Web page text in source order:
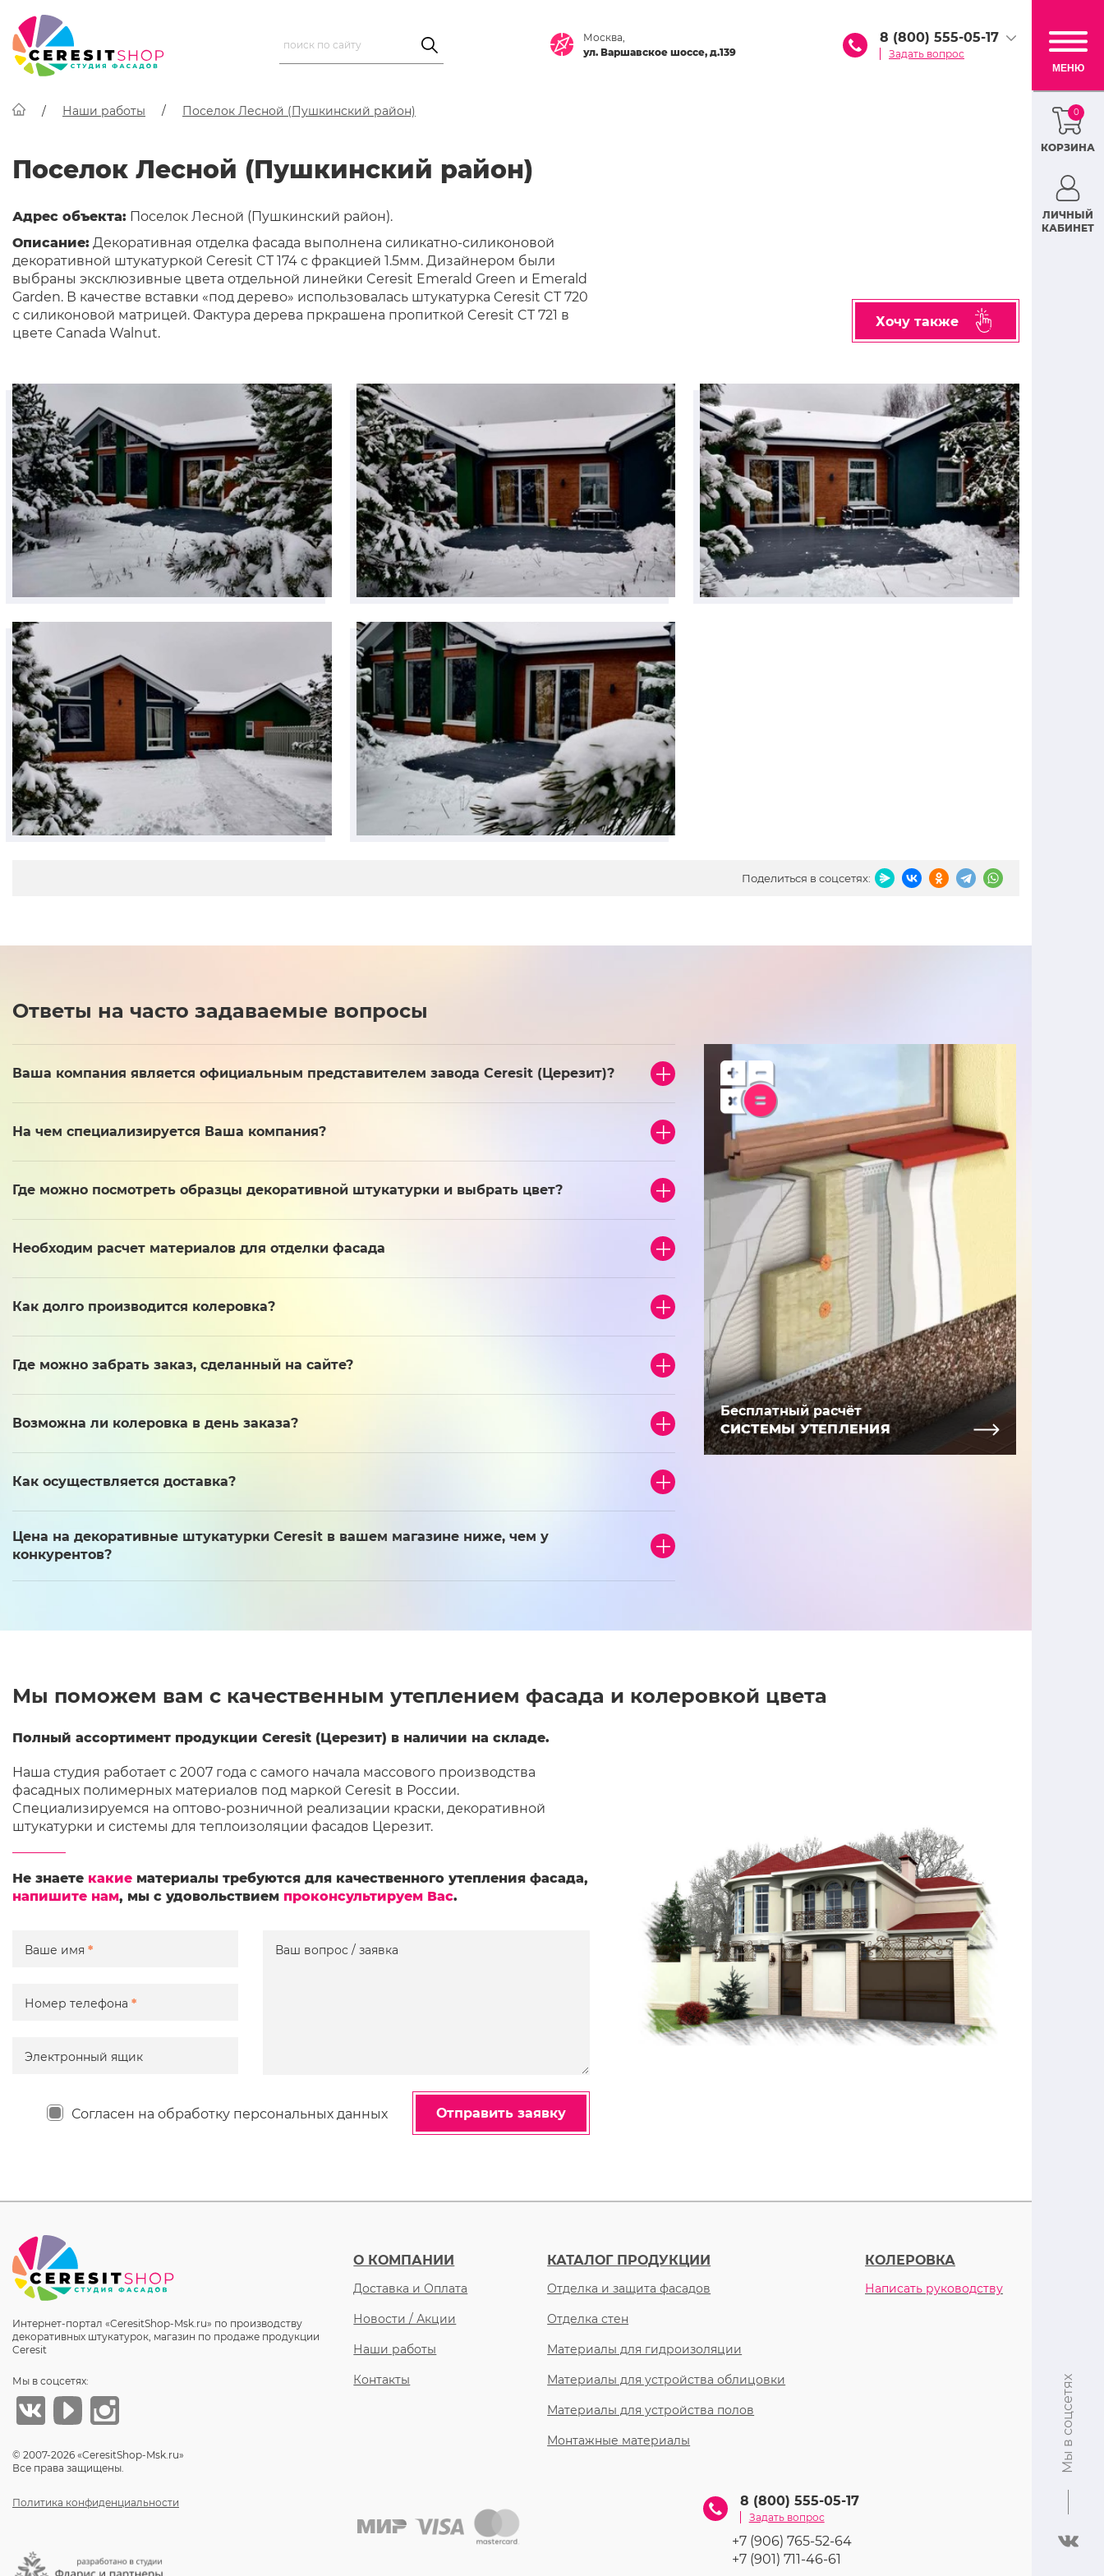
0
КОРЗИНА
ЛИЧНЫЙ
КАБИНЕТ
Мы в соцсетях
МЕНЮ
Москва,
ул. Варшавское шоссе, д.139
8 (800) 555-05-17
Задать вопрос
Наши работы Поселок Лесной (Пушкинский район)
Поселок Лесной (Пушкинский район)
Адрес объекта: Поселок Лесной (Пушкинский район).
Описание: Декоративная отделка фасада выполнена силикатно-силиконовой
декоративной штукатуркой Ceresit CT 174 с фракцией 1.5мм. Дизайнером были
выбраны эксклюзивные цвета отдельной линейки Ceresit Emerald Green и Emerald
Garden. В качестве вставки «под дерево» использовалась штукатурка Ceresit CT 720
с силиконовой матрицей. Фактура дерева пркрашена пропиткой Ceresit CT 721 в
цвете Canada Walnut.
Хочу также
Поделиться в соцсетях:
Ответы на часто задаваемые вопросы
Ваша компания является официальным представителем завода Ceresit (Церезит)?
На чем специализируется Ваша компания?
Где можно посмотреть образцы декоративной штукатурки и выбрать цвет?
Необходим расчет материалов для отделки фасада
Как долго производится колеровка?
Где можно забрать заказ, сделанный на сайте?
Возможна ли колеровка в день заказа?
Как осуществляется доставка?
Цена на декоративные штукатурки Ceresit в вашем магазине ниже, чем у
конкурентов?
Бесплатный расчёт
СИСТЕМЫ УТЕПЛЕНИЯ
Мы поможем вам с качественным утеплением фасада и колеровкой цвета
Полный ассортимент продукции Ceresit (Церезит) в наличии на складе.
Наша студия работает с 2007 года с самого начала массового производства
фасадных полимерных материалов под маркой Ceresit в России.
Cпециализируемся на оптово-розничной реализации краски, декоративной
штукатурки и системы для теплоизоляции фасадов Церезит.
Не знаете какие материалы требуются для качественного утепления фасада,
напишите нам, мы с удовольствием проконсультируем Вас.
Ваше имя *
Номер телефона *
Электронный ящик
Ваш вопрос / заявка
Согласен на обработку персональных данных Отправить заявку
Интернет-портал «CeresitShop-Msk.ru» по производству
декоративных штукатурок, магазин по продаже продукции
Ceresit
© 2007-2026 «CeresitShop-Msk.ru»
Все права защищены.
О КОМПАНИИ
Доставка и Оплата
Новости / Акции
Наши работы
Контакты
КАТАЛОГ ПРОДУКЦИИ
Отделка и защита фасадов
Отделка стен
Материалы для гидроизоляции
Материалы для устройства облицовки
Материалы для устройства полов
Монтажные материалы
КОЛЕРОВКА
Написать руководству
Мы в соцсетях:
8 (800) 555-05-17
Задать вопрос
+7 (906) 765-52-64
+7 (901) 711-46-61
Политика конфиденциальности